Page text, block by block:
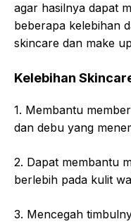
agar hasilnya dapat
beberapa kelebihan
skincare dan make
Kelebihan
1. Membantu
dan debu yang
2. Dapat membantu
berlebih pada kulit
3. Mencegah